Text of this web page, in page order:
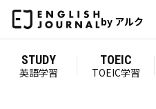
by アルク
STUDY
英語学習
TOEIC
TOEIC学習